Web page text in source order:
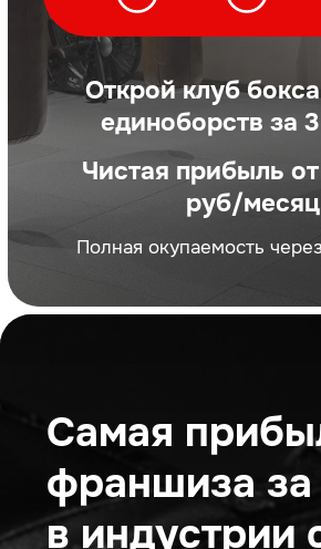
Полная окупаемость через 6 месяцев
Самая прибыльная
франшиза за 20 лет
в индустрии спорта
Рекорд окупаемости 6 мес
Рентабельность 30%
клубов в РФ и СНГ